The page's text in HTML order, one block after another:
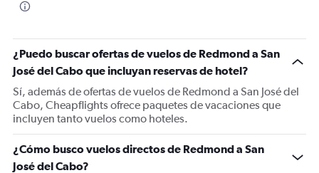
The
Y
axis
displaying
values.
Range:
0
900.
¿Puedo buscar ofertas de vuelos de Redmond a San
José del Cabo que incluyan reservas de hotel?
Sí, además de ofertas de vuelos de Redmond a San José del
Cabo, Cheapflights ofrece paquetes de vacaciones que
incluyen tanto vuelos como hoteles.
¿Cómo busco vuelos directos de Redmond a San
José del Cabo?